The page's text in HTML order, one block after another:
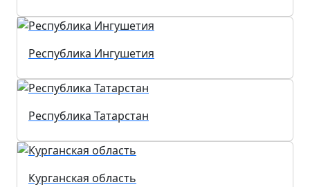
Республика Ингушетия
Республика Татарстан
Курганская область